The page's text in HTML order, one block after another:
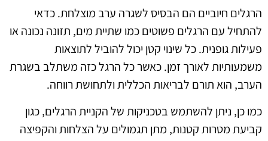
הרגלים חיוביים הם הבסיס לשגרה ערב מוצלחת. כדאי
להתחיל עם הרגלים פשוטים כמו שתיית מים, תזונה נכונה או
פעילות גופנית. כל שינוי קטן יכול להוביל לתוצאות
משמעותיות לאורך זמן. כאשר כל הרגל כזה משתלב בשגרת
הערב, הוא תורם לבריאות הכללית ולתחושת רווחה.
כמו כן, ניתן להשתמש בטכניקות של הקניית הרגלים, כגון
קביעת מטרות קטנות, מתן תגמולים על הצלחות והקפיצה